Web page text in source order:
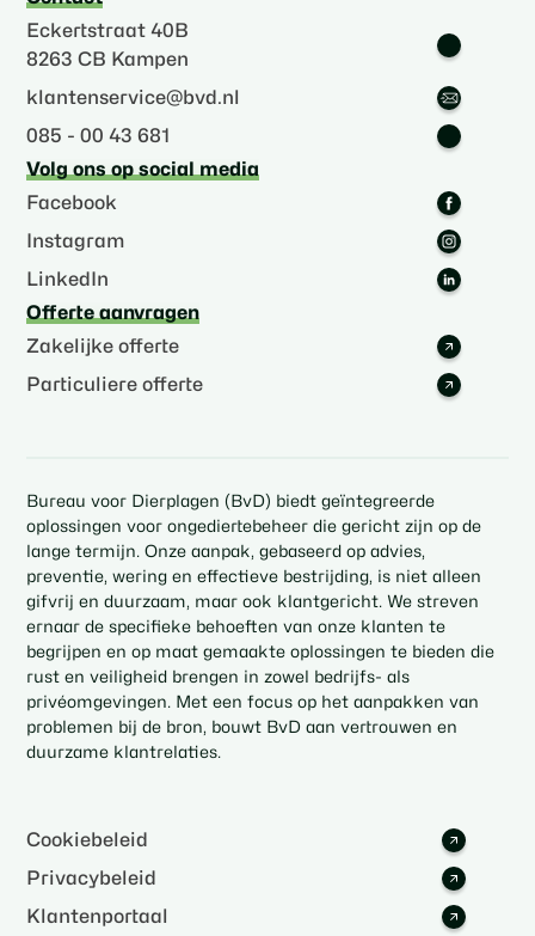
Eckertstraat 40B
8263 CB Kampen
klantenservice@bvd.nl
085 - 00 43 681
Volg ons op social media
Facebook
Instagram
LinkedIn
Offerte aanvragen
Zakelijke offerte
Particuliere offerte
Bureau voor Dierplagen (BvD) biedt geïntegreerde
oplossingen voor ongediertebeheer die gericht zijn op de
lange termijn. Onze aanpak, gebaseerd op advies,
preventie, wering en effectieve bestrijding, is niet alleen
gifvrij en duurzaam, maar ook klantgericht. We streven
ernaar de specifieke behoeften van onze klanten te
begrijpen en op maat gemaakte oplossingen te bieden die
rust en veiligheid brengen in zowel bedrijfs- als
privéomgevingen. Met een focus op het aanpakken van
problemen bij de bron, bouwt BvD aan vertrouwen en
duurzame klantrelaties.
Cookiebeleid
Privacybeleid
Klantenportaal